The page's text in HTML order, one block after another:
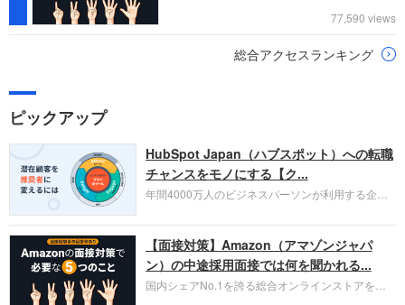
77,590 views
総合アクセスランキング
ピックアップ
HubSpot Japan（ハブスポット）への転職
チャンスをモノにする【ク...
年間4000万人のビジネスパーソンが利用する企業
お勧めするイチオシ企業をご紹介します。今回はク
ラウド型CRMプラットフォームを提供する
HubSpot Japan（ハブスポット・ジャパン）株式会
社です。採用面接対策の企業研究にご活用くださ
い。
【面接対策】Amazon（アマゾンジャパ
ン）の中途採用面接では何を聞かれる...
国内シェアNo.1を誇る総合オンラインストアを運